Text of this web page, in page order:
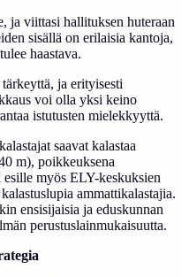
viittasi hallituksen huteraan
sisällä on erilaisia kantoja,
haastava.
ja erityisesti
voi olla yksi keino
istutusten mielekkyyttä.
saavat kalastaa
m), poikkeuksena
myös ELY-keskuksien
ammattikalastajia.
ensisijaisia ja eduskunnan
perustuslainmukaisuutta.